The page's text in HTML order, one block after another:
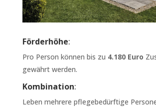
Förderhöhe:
Pro Person können bis zu 4.180 Euro
gewährt werden.
Kombination:
Leben mehrere pflegebedürftige